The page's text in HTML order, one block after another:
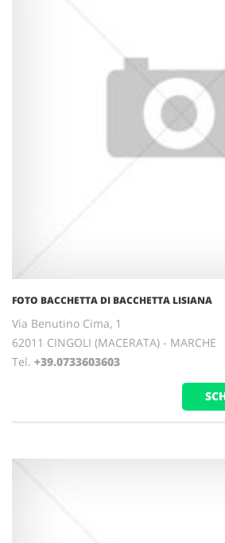
FOTO BACCHETTA DI BACCHETTA LISIANA
Via Benutino Cima, 1
62011 CINGOLI (MACERATA) - MARCHE
Tel. +39.0733603603